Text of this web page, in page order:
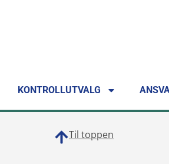
KONTROLLUTVALG
Til toppen